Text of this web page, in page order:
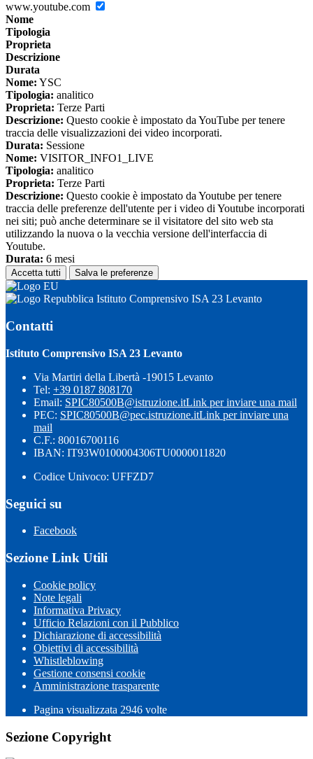
www.youtube.com
Nome
Tipologia
Proprieta
Descrizione
Durata
Nome: YSC
Tipologia: analitico
Proprieta: Terze Parti
Descrizione: Questo cookie è impostato da YouTube per tenere
traccia delle visualizzazioni dei video incorporati.
Durata: Sessione
Nome: VISITOR_INFO1_LIVE
Tipologia: analitico
Proprieta: Terze Parti
Descrizione: Questo cookie è impostato da Youtube per tenere
traccia delle preferenze dell'utente per i video di Youtube incorporati
nei siti; può anche determinare se il visitatore del sito web sta
utilizzando la nuova o la vecchia versione dell'interfaccia di
Youtube.
Durata: 6 mesi
Accetta tutti Salva le preferenze
Istituto Comprensivo ISA 23 Levanto
Contatti
Istituto Comprensivo ISA 23 Levanto
Via Martiri della Libertà -19015 Levanto
Tel: +39 0187 808170
Email: SPIC80500B@istruzione.itLink per inviare una mail
PEC: SPIC80500B@pec.istruzione.itLink per inviare una
mail
C.F.: 80016700116
IBAN: IT93W0100004306TU0000011820
Codice Univoco: UFFZD7
Seguici su
Facebook
Sezione Link Utili
Cookie policy
Note legali
Informativa Privacy
Ufficio Relazioni con il Pubblico
Dichiarazione di accessibilità
Obiettivi di accessibilità
Whistleblowing
Gestione consensi cookie
Amministrazione trasparente
Pagina visualizzata 2946 volte
Sezione Copyright